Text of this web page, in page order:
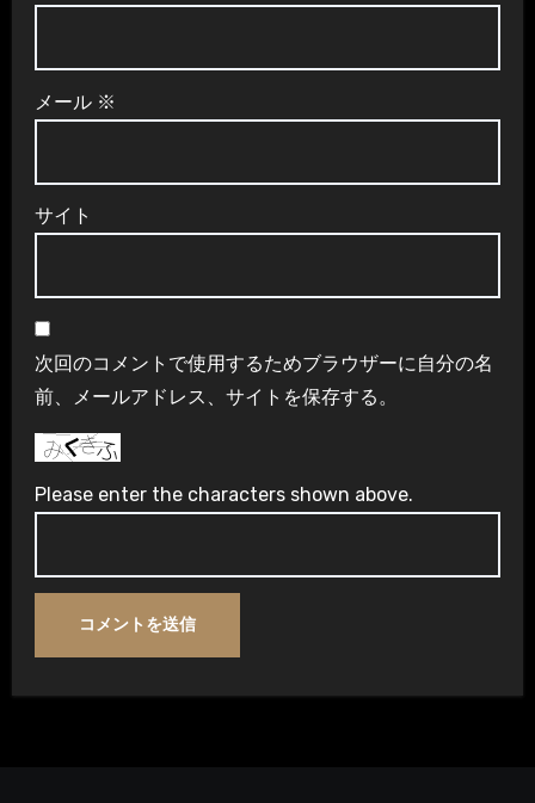
メール ※
サイト
次回のコメントで使用するためブラウザーに自分の名
前、メールアドレス、サイトを保存する。
Please enter the characters shown above.